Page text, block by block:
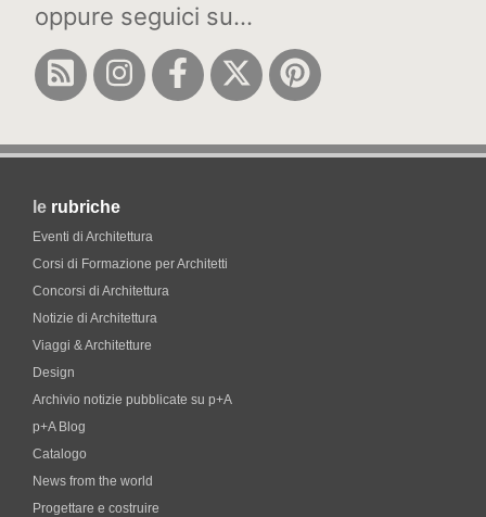
oppure seguici su...
le rubriche
Eventi di Architettura
Corsi di Formazione per Architetti
Concorsi di Architettura
Notizie di Architettura
Viaggi & Architetture
Design
Archivio notizie pubblicate su p+A
p+A Blog
Catalogo
News from the world
Progettare e costruire